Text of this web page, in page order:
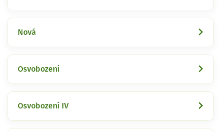
Nová
Osvobození
Osvobození IV